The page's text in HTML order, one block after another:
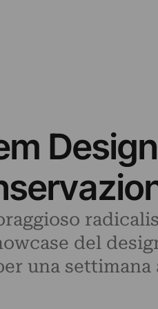
del
una settimana